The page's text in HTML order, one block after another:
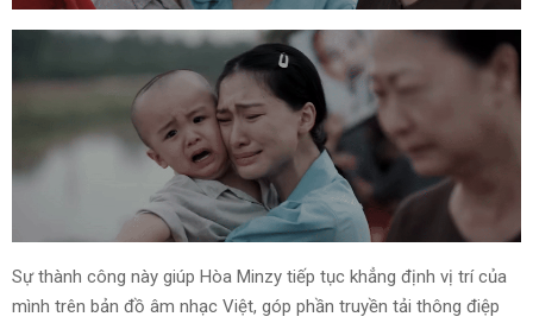
Sự thành công này giúp Hòa Minzy tiếp tục khẳng định vị trí của
mình trên bản đồ âm nhạc Việt, góp phần truyền tải thông điệp